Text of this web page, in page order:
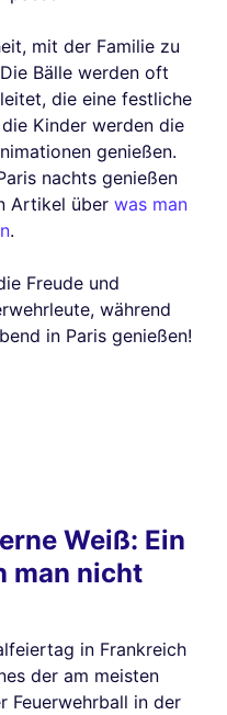
mit der Familie zu
Bälle werden oft
die eine festliche
Kinder werden die
genießen.
nachts genießen
Artikel über was man
.
Freude und
während
in Paris genießen!
Weiß: Ein
man nicht
in Frankreich
der am meisten
Feuerwehrball in der